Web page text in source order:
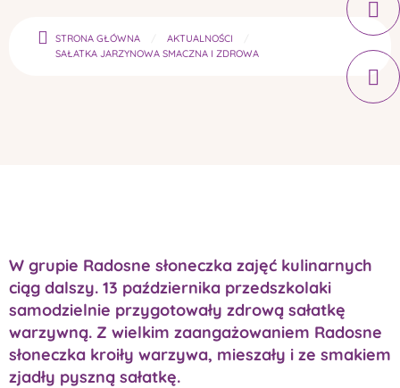
STRONA GŁÓWNA
AKTUALNOŚCI
SAŁATKA JARZYNOWA SMACZNA I ZDROWA
W grupie Radosne słoneczka zajęć kulinarnych
ciąg dalszy. 13 października przedszkolaki
samodzielnie przygotowały zdrową sałatkę
warzywną. Z wielkim zaangażowaniem Radosne
słoneczka kroiły warzywa, mieszały i ze smakiem
zjadły pyszną sałatkę.